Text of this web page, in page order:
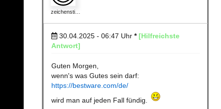
zeichensti…
30.04.2025 - 06:47 Uhr * [Hilfreichste
Antwort]
Guten Morgen,
wenn's was Gutes sein darf:
https://bestware.com/de/
wird man auf jeden Fall fündig.